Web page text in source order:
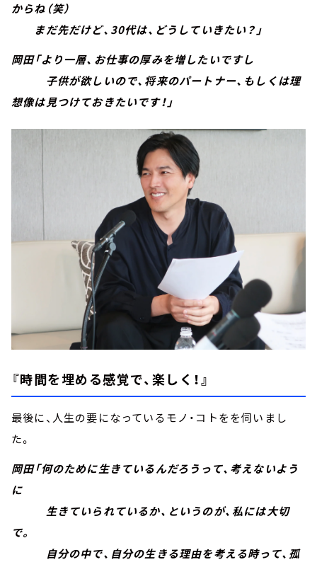
からね（笑）
まだ先だけど、30代は、どうしていきたい？」
岡田「より一層、お仕事の厚みを増したいですし
子供が欲しいので、将来のパートナー、もしくは理
想像は見つけておきたいです！」
『時間を埋める感覚で、楽しく！』
最後に、人生の要になっているモノ・コトをを伺いまし
た。
岡田「何のために生きているんだろうって、考えないよう
に
生きていられているか、というのが、私には大切
で。
自分の中で、自分の生きる理由を考える時って、孤